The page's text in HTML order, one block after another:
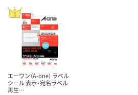
エーワン（A-one） ラベル
シール 表示・宛名ラベル
再生…